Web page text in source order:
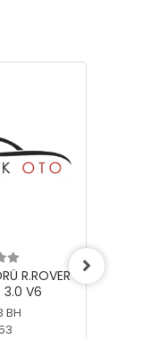
R.ROVER
3.0 V6
BH